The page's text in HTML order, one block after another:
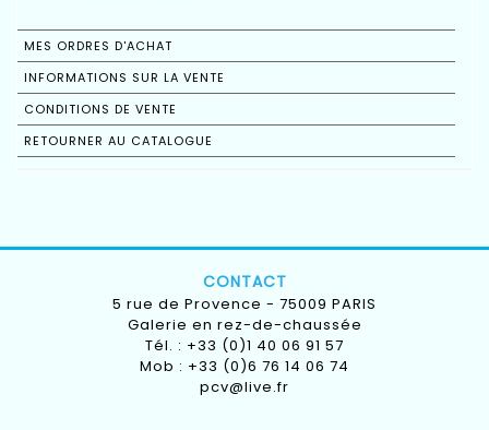
MES ORDRES D'ACHAT
INFORMATIONS SUR LA VENTE
CONDITIONS DE VENTE
RETOURNER AU CATALOGUE
CONTACT
5 rue de Provence - 75009 PARIS
Galerie en rez-de-chaussée
Tél. : +33 (0)1 40 06 91 57
Mob : +33 (0)6 76 14 06 74
pcv@live.fr